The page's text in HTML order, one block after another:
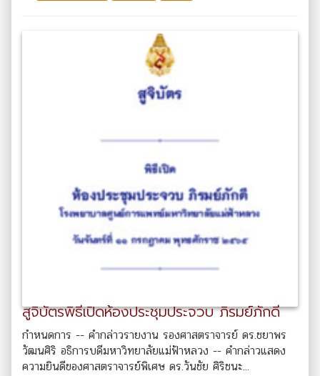
สูจิบัตรพิธีเปิดห้องประชุมประจวบ ภิรมย์ภักดี
กำหนดการ -- คำกล่าวรายงาน รองศาสตราจารย์ ดร.ชยาพร
วัฒนศิริ อธิการบดีมหาวิทยาลัยแม่ฟ้าหลวง -- คำกล่าวแสดง
ความยินดีของศาสตราจารย์พิเศษ ดร.วันชัย ศิริชนะ...